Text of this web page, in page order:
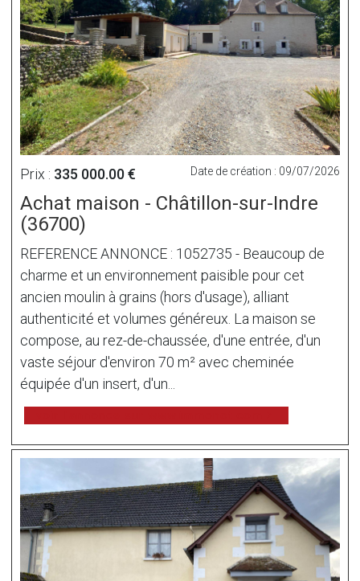
Prix : 335 000.00 € Date de création : 09/07/2026
Achat maison - Châtillon-sur-Indre
(36700)
REFERENCE ANNONCE : 1052735 - Beaucoup de
charme et un environnement paisible pour cet
ancien moulin à grains (hors d'usage), alliant
authenticité et volumes généreux. La maison se
compose, au rez-de-chaussée, d'une entrée, d'un
vaste séjour d'environ 70 m² avec cheminée
équipée d'un insert, d'un...